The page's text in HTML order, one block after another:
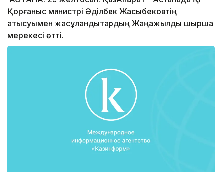
Қорғаныс министрі Әділбек Жақсыбековтің
қатысуымен жасұландықтардың Жаңажылдық шырша
мерекесі өтті.